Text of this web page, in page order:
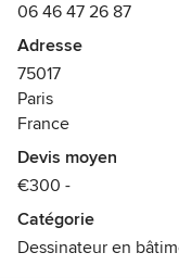
l’architecture/
06 46 47 26 87
Adresse
75017
Paris
France
Devis moyen
€300 -
Catégorie
Dessinateur en